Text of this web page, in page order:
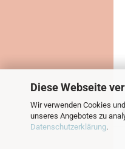
Diese Webseite
Wir verwenden Cookies
unseres Angebotes zu
Datenschutzerklärung.